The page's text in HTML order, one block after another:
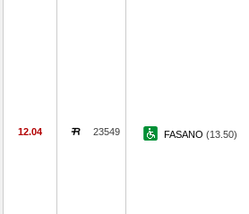
12.04 23549 FASANO (13.50)